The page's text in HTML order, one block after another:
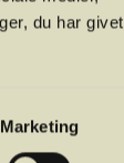
du har givet
Marketing